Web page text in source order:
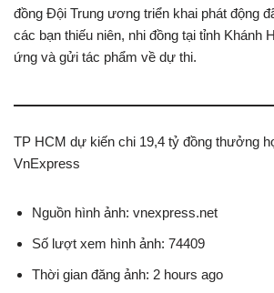
đồng Đội Trung ương triển khai phát động
các bạn thiếu niên, nhi đồng tại tỉnh Khánh
ứng và gửi tác phẩm về dự thi.
TP HCM dự kiến chi 19,4 tỷ đồng thưởng
VnExpress
Nguồn hình ảnh: vnexpress.net
Số lượt xem hình ảnh: 74409
Thời gian đăng ảnh: 2 hours ago